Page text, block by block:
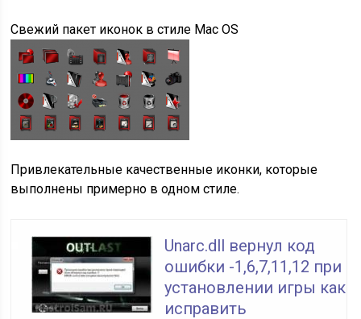
Свежий пакет иконок в стиле Mac OS
Привлекательные качественные иконки, которые
выполнены примерно в одном стиле.
Unarc.dll вернул код
ошибки -1,6,7,11,12 при
установлении игры как
исправить